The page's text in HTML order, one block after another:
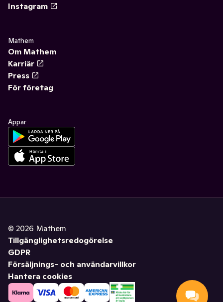
Instagram
Mathem
Om Mathem
Karriär
Press
För företag
Appar
© 2026 Mathem
Tillgänglighetsredogörelse
GDPR
Försäljnings- och användarvillkor
Hantera cookies